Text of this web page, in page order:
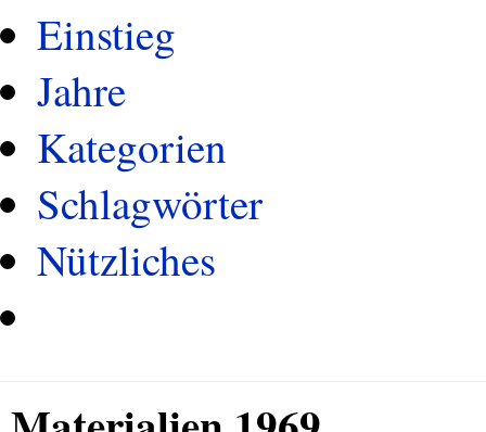
Einstieg
Jahre
Kategorien
Schlagwörter
Nützliches